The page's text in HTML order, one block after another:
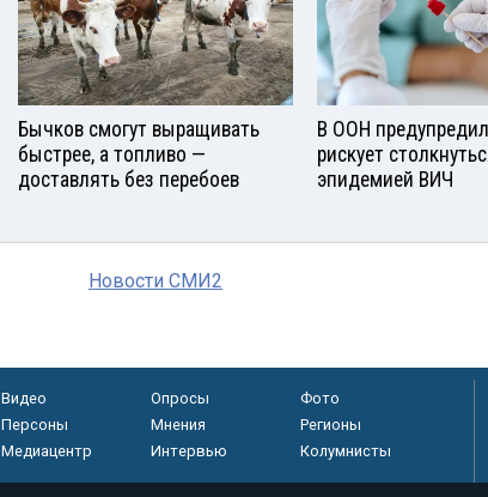
Бычков смогут выращивать
быстрее, а топливо —
доставлять без перебоев
В ООН
рискует
эпидемией ВИЧ
Новости СМИ2
Видео Опросы
Фото
Персоны
Мнения
Регионы
Медиацентр
Интервью Колумнисты